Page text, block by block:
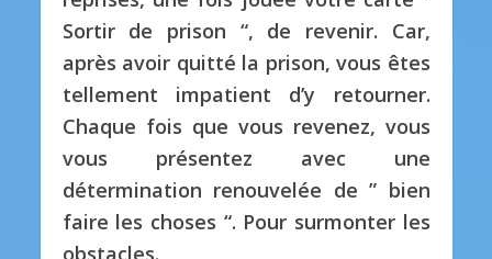
Sortir de prison “, de revenir. Car,
après avoir quitté la prison, vous êtes
tellement impatient d’y retourner.
Chaque fois que vous revenez, vous
vous présentez avec une
détermination renouvelée de ” bien
faire les choses “. Pour surmonter les
obstacles.